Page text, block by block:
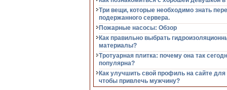
Три вещи, которые необходимо знать
подержанного сервера.
Пожарные насосы: Обзор
Как правильно выбрать
материалы?
Тротуарная плитка: почему она так
популярна?
Как улучшить свой профиль на сайте для
чтобы привлечь мужчину?